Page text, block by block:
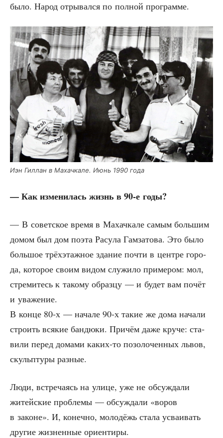
было. Народ отры­вал­ся по пол­ной программе.
Иэн Гил­лан в Махач­ка­ле. Июнь 1990 года
— Как изме­ни­лась жизнь в 90‑е годы?
— В совет­ское вре­мя в Махач­ка­ле самым боль­шим
домом был дом поэта Расу­ла Гам­за­то­ва. Это было
боль­шое трёх­этаж­ное зда­ние почти в цен­тре горо­
да, кото­рое сво­им видом слу­жи­ло при­ме­ром: мол,
стре­ми­тесь к тако­му образ­цу — и будет вам почёт
и уважение.
В кон­це 80‑х — нача­ле 90‑х такие же дома нача­ли
стро­ить вся­кие бан­дю­ки. При­чём даже кру­че: ста­
ви­ли перед дома­ми каких-то позо­ло­чен­ных львов,
скульп­ту­ры разные.
Люди, встре­ча­ясь на ули­це, уже не обсуж­да­ли
житей­ские про­бле­мы — обсуж­да­ли «воров
в законе». И, конеч­но, моло­дёжь ста­ла усва­и­вать
дру­гие жиз­нен­ные ориентиры.